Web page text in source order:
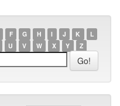
F G H I J K
L
U V W X Y Z